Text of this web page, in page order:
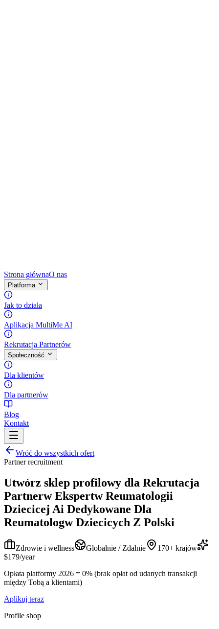
Strona głównaO nas
Platforma
Jak to działa
Aplikacja MultiMe AI
Rekrutacja Partnerów
Społeczność
Dla klientów
Dla partnerów
Blog
Kontakt
Wróć do wszystkich ofert
Partner recruitment
Utwórz sklep profilowy dla Rekrutacja
Partnerw Ekspertw Reumatologii
Dziecicej Ai Dedykowane Dla
Reumatologw Dziecicych Z Polski
Zdrowie i wellness Globalnie / Zdalnie
170+ krajów
$179/year
Opłata platformy 2026 = 0% (brak opłat od udanych transakcji
między Tobą a klientami)
Aplikuj teraz
Profile shop